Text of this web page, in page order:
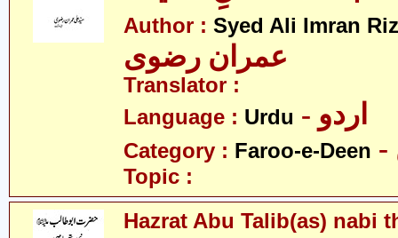
Author : Syed Ali Imran
عمران رضوی
Translator :
Language : Urdu - اردو
Category : Faroo-e-Deen
Topic :
Hazrat Abu Talib(as) nabi